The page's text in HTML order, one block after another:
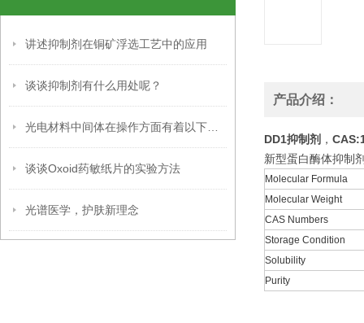
讲述抑制剂在铜矿浮选工艺中的应用
谈谈抑制剂有什么用处呢？
谈谈Oxoid药敏纸片的实验方法
光谱医学，护肤新理念
产品介绍：
DD1抑制剂 ，
新型蛋白酶体抑制
Molecular Formula
Molecular Weight
CAS Numbers
Storage Condition
Solubility
Purity